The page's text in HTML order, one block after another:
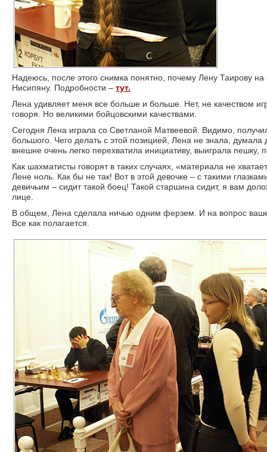
Надеюсь, после этого снимка понятно, почему Лену Таирову
Нисипяну. Подробности – тут.
Лена удивляет меня все больше и больше. Нет, не качеством
говоря. Но великими бойцовскими качествами.
Сегодня Лена играла со Светланой Матвеевой. Видимо,
большого. Чего делать с этой позицией, Лена не знала,
внешне очень легко перехватила инициативу, выиграла пешку,
Как шахматисты говорят в таких случаях, «материала не
Лене ноль. Как бы не так! Вот в этой девочке – с такими
девичьим – сидит такой боец! Такой старшина сидит, я вам
лице.
В общем, Лена сделала ничью одним ферзем. И на вопрос
Все как полагается.